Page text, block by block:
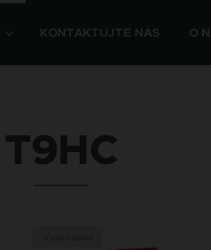
KONTAKTUJTE NÁS O
T9HC